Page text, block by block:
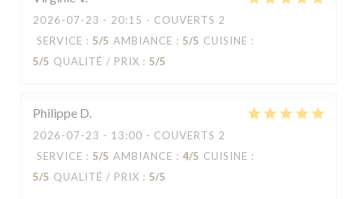
2026-07-23 - 20:15 - COUVERTS 2
SERVICE : 5/5 AMBIANCE : 5/5 CUISINE :
5/5 QUALITÉ / PRIX : 5/5
Philippe D
2026-07-23 - 13:00 - COUVERTS 2
SERVICE : 5/5 AMBIANCE : 4/5 CUISINE :
5/5 QUALITÉ / PRIX : 5/5